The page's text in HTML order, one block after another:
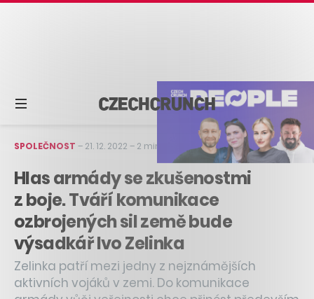
SPOLEČNOST – 21. 12. 2022 – 2 min čtení
Hlas armády se zkušenostmi
z boje. Tváří komunikace
ozbrojených sil země bude
výsadkář Ivo Zelinka
Zelinka patří mezi jedny z nejznámějších
aktivních vojáků v zemi. Do komunikace